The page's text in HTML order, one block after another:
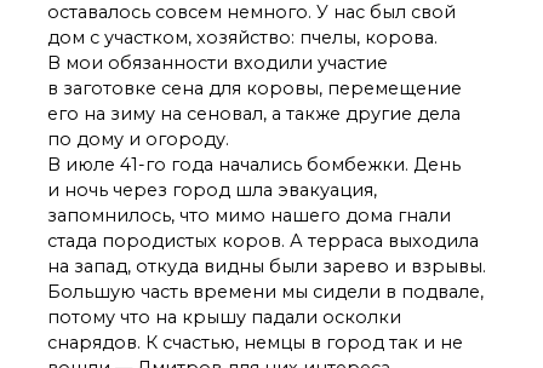
оставалось совсем немного. У нас был свой
дом с участком, хозяйство: пчелы, корова.
В мои обязанности входили участие
в заготовке сена для коровы, перемещение
его на зиму на сеновал, а также другие дела
по дому и огороду.
В июле 41-го года начались бомбежки. День
и ночь через город шла эвакуация,
запомнилось, что мимо нашего дома гнали
стада породистых коров. А терраса выходила
на запад, откуда видны были зарево и взрывы.
Большую часть времени мы сидели в подвале,
потому что на крышу падали осколки
снарядов. К счастью, немцы в город так и не